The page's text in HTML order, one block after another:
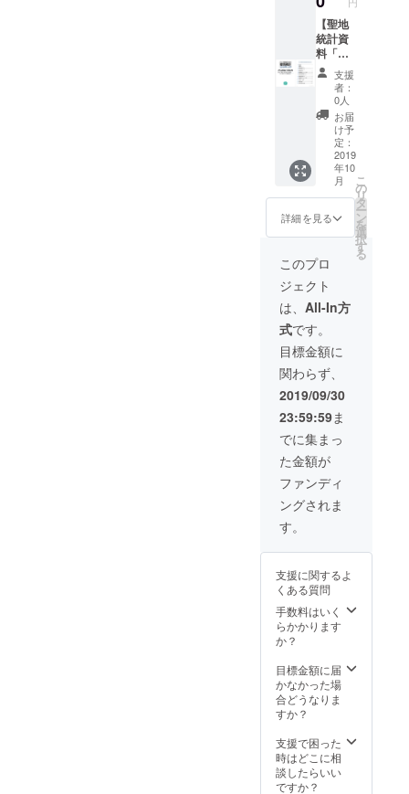
い。
リジナ
ルモバ
イル
バッテ
リー】
【お礼
メー
ル】
【オリ
ジナル
付箋】
【オリ
ジナル
ボール
ペン】
【メー
ル or
Twitter
DMでの
質問回
答（1
回）】
） ※支
援時、
必ず備
考欄に
ご希望
のお名
前をご
記入く
ださ
い。
※Twitter
DMでの
質問回
場合
カウン
ト名を
備考欄
にご記
入下さ
【聖地
統計資
料「ア
ニメ聖
地巡礼
MAP聖
地統計
2018年
月」】
×3冊
【アプ
リ内に
支援者
名を記
載】 ＋
50,000
円コー
スと同
じもの
（【オ
リジナ
ルモバ
イル
バッテ
リー】
【お礼
メー
ル】
【オリ
ジナル
付箋】
【オリ
ジナル
【メー
Twitter
DMでの
質問回
答（1
回）】
援時、
必ず備
考欄に
ご希望
前をご
記入く
ださ
い。
支援
者：
0人
お届
け予
定：
2019
年10
月
詳細を見る
こ
の
リ
タ
ー
ン
を
選
択
す
る
このプロ
ジェクト
は、 All-In方
式です。
目標金額に
関わらず、
2019/09/30
23:59:59ま
でに集まっ
た金額が
ファンディ
ングされま
す。
支援に関するよ
くある質問
手数料はいく
らかかります
か？
目標金額に届
かなかった場
合どうなりま
すか？
支援で困った
時はどこに相
談したらいい
ですか？